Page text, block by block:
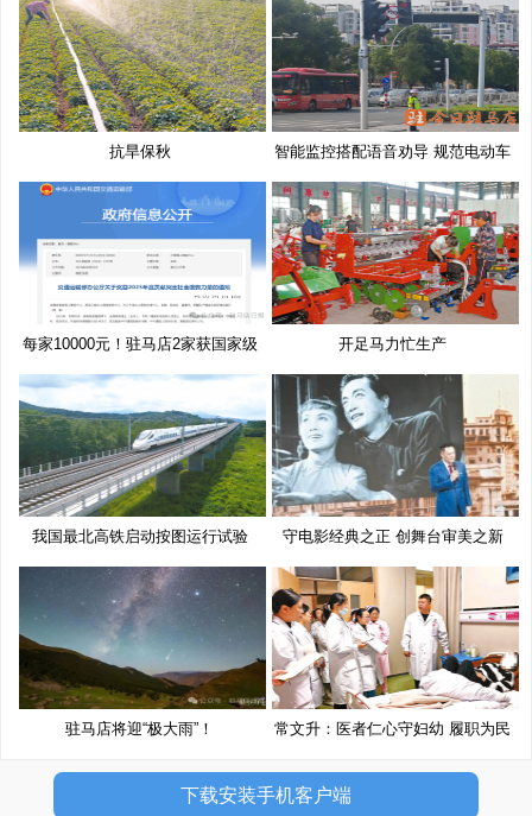
抗旱保秋 智能监控搭配语音劝导 规范电动车
每家10000元！驻马店2家获国家级
奖
开足马力忙生产
我国最北高铁启动按图运行试验 守电影经典之正 创舞台审美之新
驻马店将迎“极大雨”！ 常文升：医者仁心守妇幼 履职为民
下载安装手机客户端